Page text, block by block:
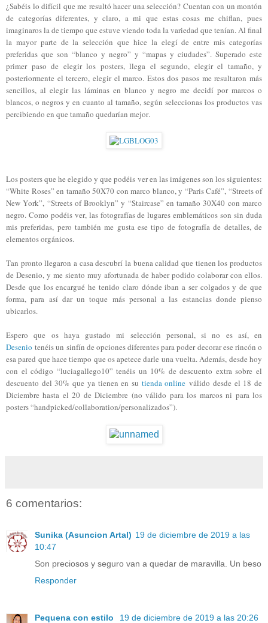
¿Sabéis lo difícil que me resultó hacer una selección? Cuentan con un montón
de categorías diferentes, y claro, a mi que estas cosas me chiflan, pues
imaginaros la de tiempo que estuve viendo toda la variedad que tenían. Al final
la mayor parte de la selección que hice la elegí de entre mis categorías
preferidas que son “blanco y negro” y “mapas y ciudades”. Superado este
primer paso de elegir los posters, llega el segundo, elegir el tamaño, y
posteriormente el tercero, elegir el marco. Estos dos pasos me resultaron más
sencillos, al elegir las láminas en blanco y negro me decidí por marcos o
blancos, o negros y en cuanto al tamaño, según seleccionas los productos vas
percibiendo en que tamaño quedarían mejor.
Los posters que he elegido y que podéis ver en las imágenes son los siguientes:
“White Roses” en tamaño 50X70 con marco blanco, y “Paris Café”, “Streets of
New York”, “Streets of Brooklyn” y “Staircase” en tamaño 30X40 con marco
negro. Como podéis ver, las fotografías de lugares emblemáticos son sin duda
mis preferidas, pero también me gusta ese tipo de fotografía de detalles, de
elementos orgánicos.
Tan pronto llegaron a casa descubrí la buena calidad que tienen los productos
de Desenio, y me siento muy afortunada de haber podido colaborar con ellos.
Desde que los encargué he tenido claro dónde iban a ser colgados y de que
forma, para así dar un toque más personal a las estancias donde pienso
ubicarlos.
Espero que os haya gustado mi selección personal, si no es así, en
Desenio tenéis un sinfín de opciones diferentes para poder decorar ese rincón o
esa pared que hace tiempo que os apetece darle una vuelta. Además, desde hoy
con el código “luciagallego10” tenéis un 10% de descuento extra sobre el
descuento del 30% que ya tienen en su tienda online válido desde el 18 de
Diciembre hasta el 20 de Diciembre (no válido para los marcos ni para los
posters “handpicked/collaboration/personalizados”).
6 comentarios:
Sunika (Asuncion Artal) 19 de diciembre de 2019 a las
10:47
Son preciosos y seguro van a quedar de maravilla. Un beso
Responder
Pequena con estilo
19 de diciembre de 2019 a las 20:26